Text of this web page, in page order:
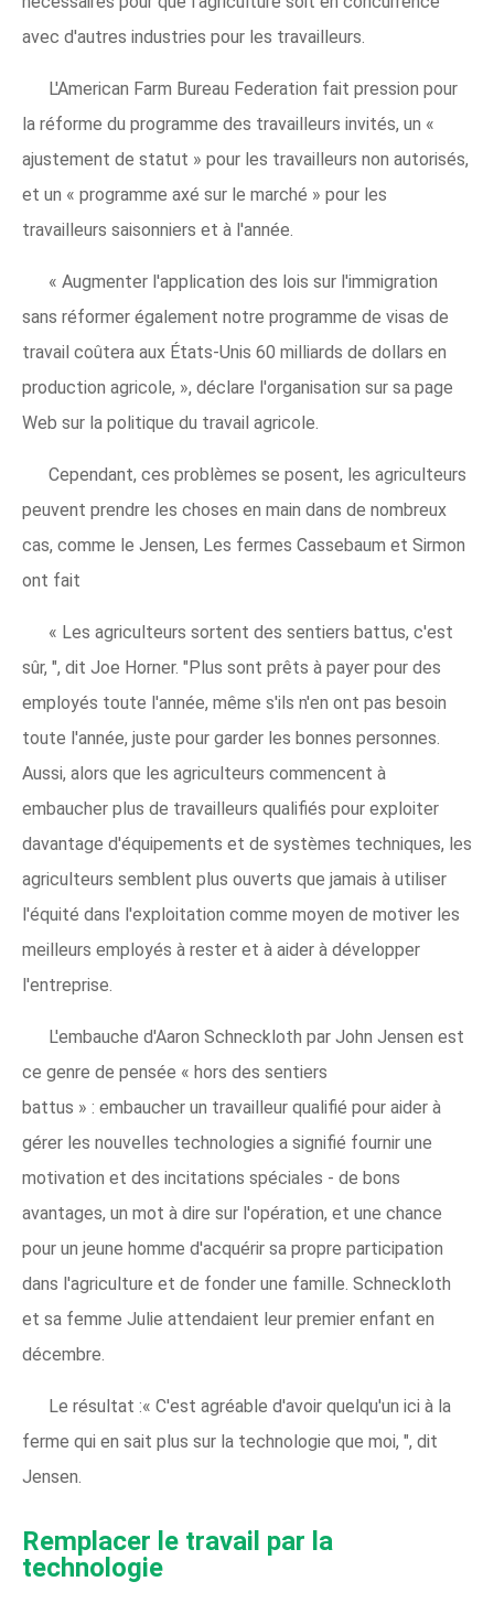
avec d'autres industries pour les travailleurs.
L'American Farm Bureau Federation fait pression pour
la réforme du programme des travailleurs invités, un «
ajustement de statut » pour les travailleurs non autorisés,
et un « programme axé sur le marché » pour les
travailleurs saisonniers et à l'année.
« Augmenter l'application des lois sur l'immigration
sans réformer également notre programme de visas de
travail coûtera aux États-Unis 60 milliards de dollars en
production agricole, », déclare l'organisation sur sa page
Web sur la politique du travail agricole.
Cependant, ces problèmes se posent, les agriculteurs
peuvent prendre les choses en main dans de nombreux
cas, comme le Jensen, Les fermes Cassebaum et Sirmon
ont fait
« Les agriculteurs sortent des sentiers battus, c'est
sûr, ", dit Joe Horner. "Plus sont prêts à payer pour des
employés toute l'année, même s'ils n'en ont pas besoin
toute l'année, juste pour garder les bonnes personnes.
Aussi, alors que les agriculteurs commencent à
embaucher plus de travailleurs qualifiés pour exploiter
davantage d'équipements et de systèmes techniques, les
agriculteurs semblent plus ouverts que jamais à utiliser
l'équité dans l'exploitation comme moyen de motiver les
meilleurs employés à rester et à aider à développer
l'entreprise.
L'embauche d'Aaron Schneckloth par John Jensen est
ce genre de pensée « hors des sentiers
battus » : embaucher un travailleur qualifié pour aider à
gérer les nouvelles technologies a signifié fournir une
motivation et des incitations spéciales - de bons
avantages, un mot à dire sur l'opération, et une chance
pour un jeune homme d'acquérir sa propre participation
dans l'agriculture et de fonder une famille. Schneckloth
et sa femme Julie attendaient leur premier enfant en
décembre.
Le résultat :« C'est agréable d'avoir quelqu'un ici à la
ferme qui en sait plus sur la technologie que moi, ", dit
Jensen.
Remplacer le travail par la
technologie